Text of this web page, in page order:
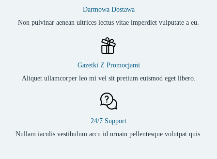
Darmowa Dostawa
Non pulvinar aenean ultrices lectus vitae imperdiet vulputate a eu.
Gazetki Z Promocjami
Aliquet ullamcorper leo mi vel sit pretium euismod eget libero.
24/7 Support
Nullam iaculis vestibulum arcu id urnain pellentesque volutpat quis.